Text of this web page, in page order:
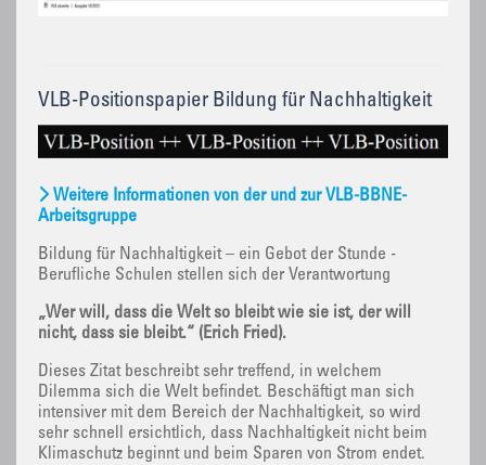
VLB-Positionspapier Bildung für Nachhaltigkeit
Weitere Informationen von der und zur VLB-BBNE-
Arbeitsgruppe
Bildung für Nachhaltigkeit – ein Gebot der Stunde -
Berufliche Schulen stellen sich der Verantwortung
„Wer will, dass die Welt so bleibt wie sie ist, der will
nicht, dass sie bleibt.“ (Erich Fried).
Dieses Zitat beschreibt sehr treffend, in welchem
Dilemma sich die Welt befindet. Beschäftigt man sich
intensiver mit dem Bereich der Nachhaltigkeit, so wird
sehr schnell ersichtlich, dass Nachhaltigkeit nicht beim
Klimaschutz beginnt und beim Sparen von Strom endet.